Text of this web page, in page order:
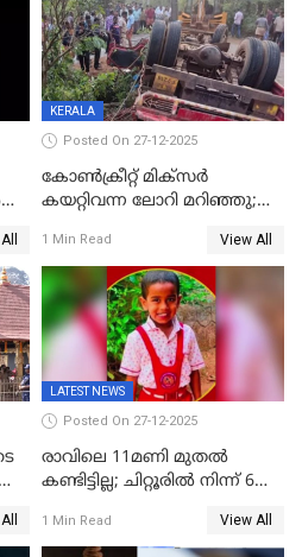
KERALA
Posted On 27-12-2025
കോണ്‍ക്രീറ്റ് മിക്‌സര്‍
കയറ്റിവന്ന ലോറി മറിഞ്ഞു;
അപകടം കണ്ണൂരിൽ
1 Min Read View All
LATEST NEWS
Posted On 27-12-2025
രാവിലെ 11മണി മുതൽ
കണ്ടിട്ടില്ല; ചിറ്റൂരിൽ നിന്ന് 6
1 Min Read View All